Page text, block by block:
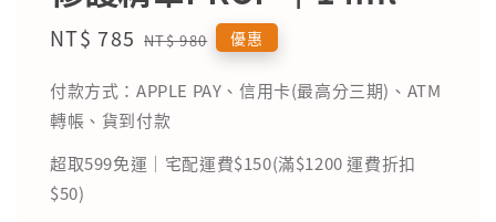
Sale
NT$ 785 Regular
NT$ 980 優惠
付款方式：APPLE PAY、信用卡(最高分三期)、ATM
轉帳、貨到付款
超取599免運｜宅配運費$150(滿$1200 運費折扣
$50)